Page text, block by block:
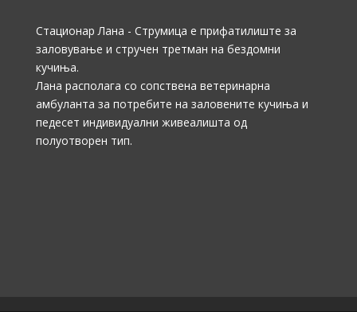
Стационар Лана - Струмица е прифатилиште за
заловување и стручен третман на бездомни
кучиња.
Лана располага со сопствена ветеринарна
амбуланта за потребите на заловените кучиња и
педесет индивидуални живеалишта од
полуотворен тип.